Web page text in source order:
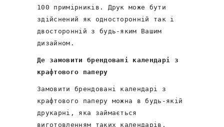
100 примірників. Друк може бути
здійснений як односторонній так і
двосторонній з будь-яким Вашим
дизайном.
Де замовити брендовані календарі з
крафтового паперу
Замовити брендовані календарі з
крафтового паперу можна в будь-якій
друкарні, яка займається
виготовленням таких календарів.